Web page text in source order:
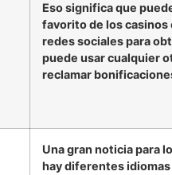
Eso significa que
favorito de los casinos
redes sociales para
puede usar cualquier
reclamar
Una gran noticia para
hay diferentes